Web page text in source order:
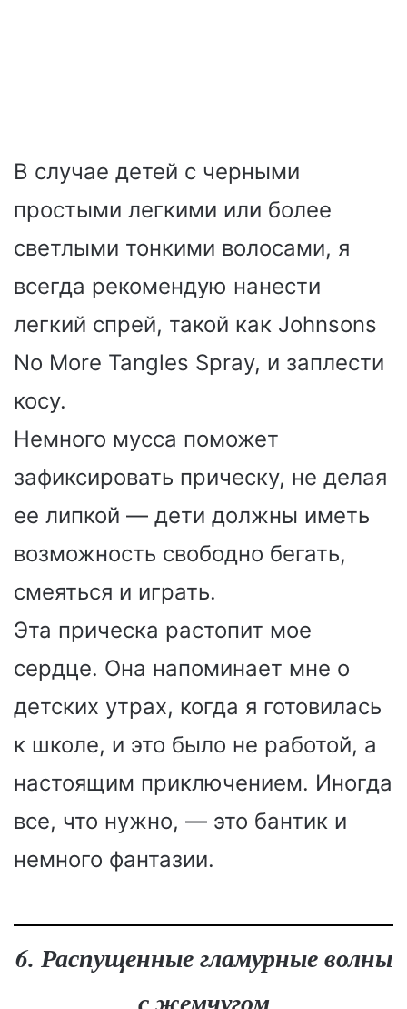
В случае детей с черными
простыми легкими или более
светлыми тонкими волосами, я
всегда рекомендую нанести
легкий спрей, такой как Johnsons
No More Tangles Spray, и заплести
косу.
Немного мусса поможет
зафиксировать прическу, не делая
ее липкой — дети должны иметь
возможность свободно бегать,
смеяться и играть.
Эта прическа растопит мое
сердце. Она напоминает мне о
детских утрах, когда я готовилась
к школе, и это было не работой, а
настоящим приключением. Иногда
все, что нужно, — это бантик и
немного фантазии.
6. Распущенные гламурные волны